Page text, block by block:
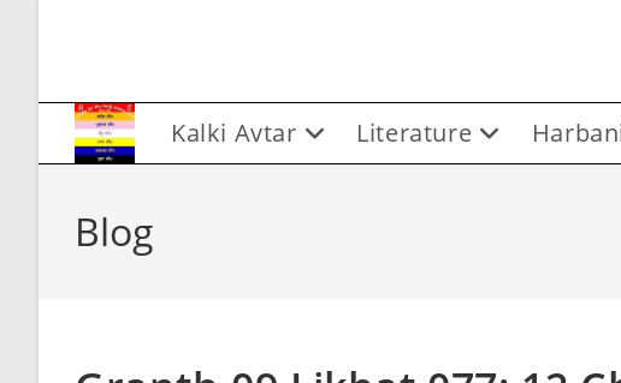
Kalki Avtar Literature
Blog